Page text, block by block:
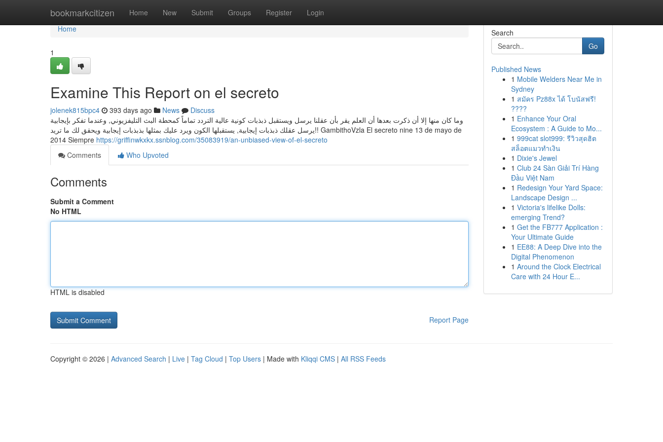
bookmarkcitizen Home New Submit Groups Register Login
Home
Home
1
Examine This Report on el secreto
jolenek815bpc4 393 days ago News
Discuss
وما كان منها إلا أن ذكرت بعدها أن العلم يقر بأن عقلنا يرسل ويستقبل ذبذبات كونية عالية التردد تماماً كمحطة البث التليفزيوني, وعندما تفكر بإيجابية
يرسل عقلك ذبذبات إيجابية, يستقبلها الكون ويرد عليك بمثلها بذبذبات إيجابية ويحقق لك ما تريد!! GambithoVzla El secreto nine 13 de mayo de
2014 Siempre https://griffinwkxkx.ssnblog.com/35083919/an-unbiased-view-of-el-secreto
Comments
Who Upvoted
Comments
Submit a Comment
No HTML
HTML is disabled
Report Page
Search
Go
Published News
1 Mobile Welders Near Me in
Sydney
1 สมัคร Pz88x ได้ โบนัสฟรี!
????
1 Enhance Your Oral
Ecosystem : A Guide to Mo...
1 999cat slot999: รีวิวสุดฮิต
สล็อตแมวทำเงิน
1 Dixie's Jewel
1 Club 24 Sàn Giải Trí Hàng
Đầu Việt Nam
1 Redesign Your Yard Space:
Landscape Design ...
1 Victoria's lifelike Dolls:
emerging Trend?
1 Get the FB777 Application :
Your Ultimate Guide
1 EE88: A Deep Dive into the
Digital Phenomenon
1 Around the Clock Electrical
Care with 24 Hour E...
Copyright © 2026 | Advanced Search | Live | Tag Cloud | Top Users | Made with Kliqqi CMS | All RSS Feeds